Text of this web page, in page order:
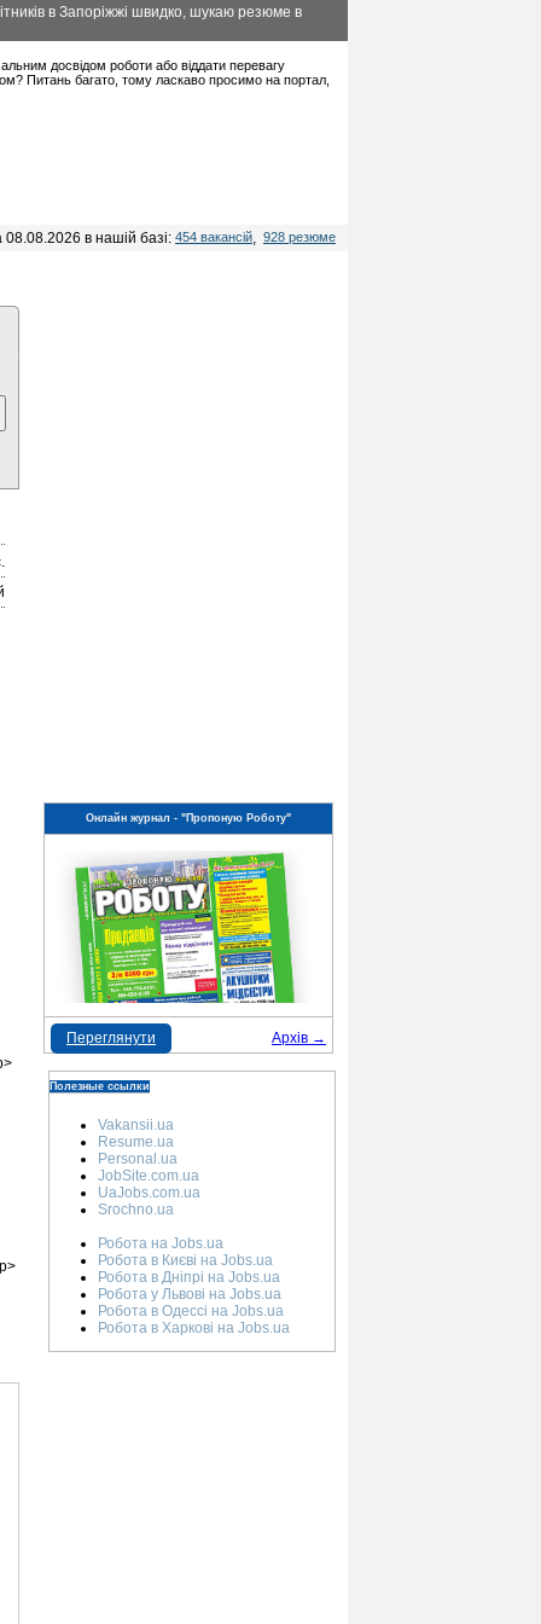
в Запоріжжі швидко, шукаю резюме в
досвідом роботи або віддати перевагу
Питань багато, тому ласкаво просимо на портал,
08.08.2026 в нашій базі: 454 вакансій, 928 резюме
Онлайн журнал - "Пропоную Роботу"
Архів →
Переглянути
Полезные ссылки
Vakansii.ua
Resume.ua
Personal.ua
JobSite.com.ua
UaJobs.com.ua
Srochno.ua
Робота на Jobs.ua
Робота в Києві на Jobs.ua
Робота в Дніпрі на Jobs.ua
Робота у Львові на Jobs.ua
Робота в Одессі на Jobs.ua
Робота в Харкові на Jobs.ua